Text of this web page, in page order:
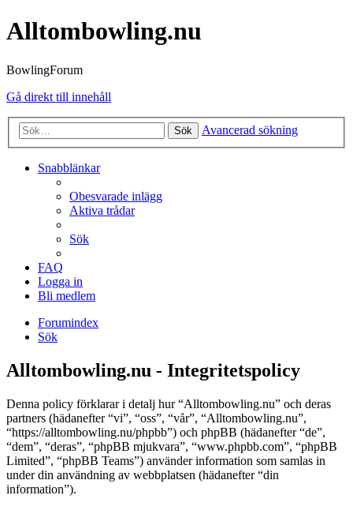
Alltombowling.nu
BowlingForum
Gå direkt till innehåll
Sök Avancerad sökning
Snabblänkar
Obesvarade inlägg
Aktiva trådar
Sök
FAQ
Logga in
Bli medlem
Forumindex
Sök
Alltombowling.nu - Integritetspolicy
Denna policy förklarar i detalj hur “Alltombowling.nu” och deras
partners (hädanefter “vi”, “oss”, “vår”, “Alltombowling.nu”,
“https://alltombowling.nu/phpbb”) och phpBB (hädanefter “de”,
“dem”, “deras”, “phpBB mjukvara”, “www.phpbb.com”, “phpBB
Limited”, “phpBB Teams”) använder information som samlas in
under din användning av webbplatsen (hädanefter “din
information”).